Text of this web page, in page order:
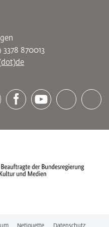
870013
Netiquette Datenschutz